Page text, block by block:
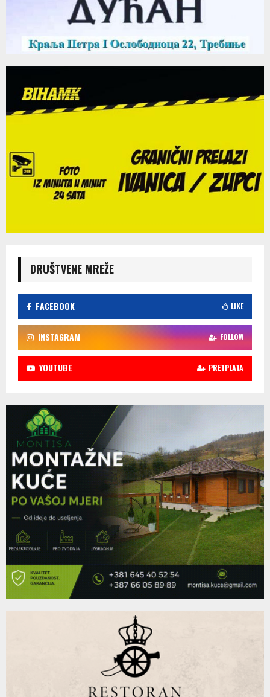
DRUŠTVENE MREŽE
FACEBOOK LIKE
INSTAGRAM FOLLOW
YOUTUBE PRETPLATA